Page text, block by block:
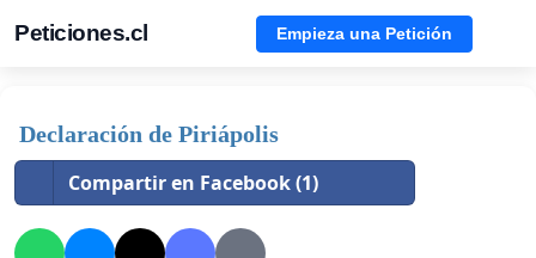
Peticiones.cl Empieza una Petición
Declaración de Piriápolis
Compartir en Facebook (1)